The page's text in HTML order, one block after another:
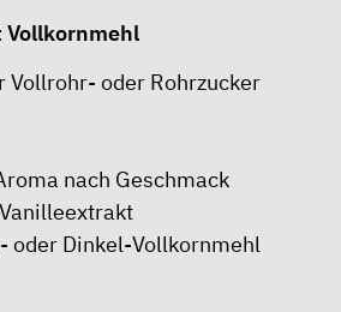
Vollrohr- oder Rohrzucker
nach Geschmack
oder Dinkel-Vollkornmehl